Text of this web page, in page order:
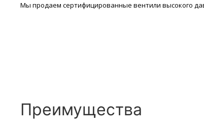
Мы продаем сертифицированные вентили высокого
Преимущества